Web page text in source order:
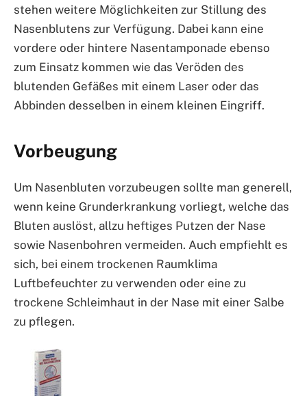
stehen weitere Möglichkeiten zur Stillung des
Nasenblutens zur Verfügung. Dabei kann eine
vordere oder hintere Nasentamponade ebenso
zum Einsatz kommen wie das Veröden des
blutenden Gefäßes mit einem Laser oder das
Abbinden desselben in einem kleinen Eingriff.
Vorbeugung
Um Nasenbluten vorzubeugen sollte man generell,
wenn keine Grunderkrankung vorliegt, welche das
Bluten auslöst, allzu heftiges Putzen der Nase
sowie Nasenbohren vermeiden. Auch empfiehlt es
sich, bei einem trockenen Raumklima
Luftbefeuchter zu verwenden oder eine zu
trockene Schleimhaut in der Nase mit einer Salbe
zu pflegen.